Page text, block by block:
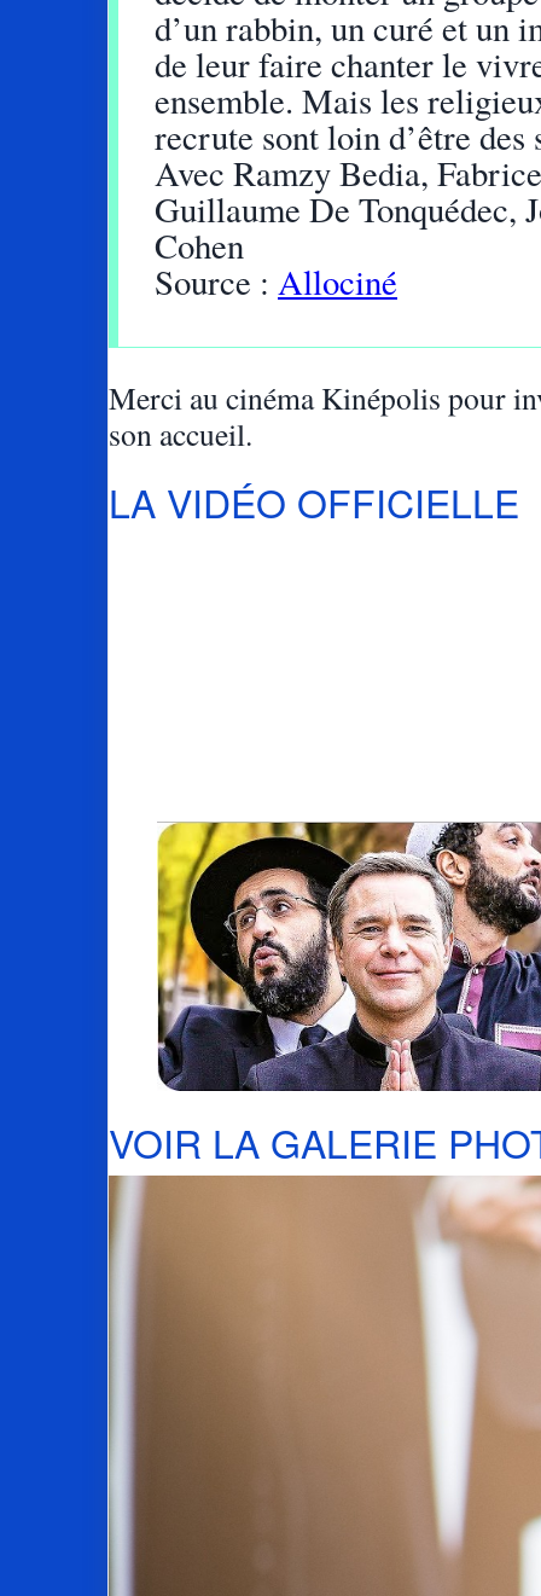
d’un rabbin, un curé et un
de leur faire chanter le
ensemble. Mais les
recrute sont loin d’être
Avec Ramzy Bedia,
Guillaume De Tonquédec,
Cohen
Source : Allociné
Merci au cinéma Kinépolis pour
son accueil.
LA VIDÉO OFFICIELLE
VOIR LA GALERIE